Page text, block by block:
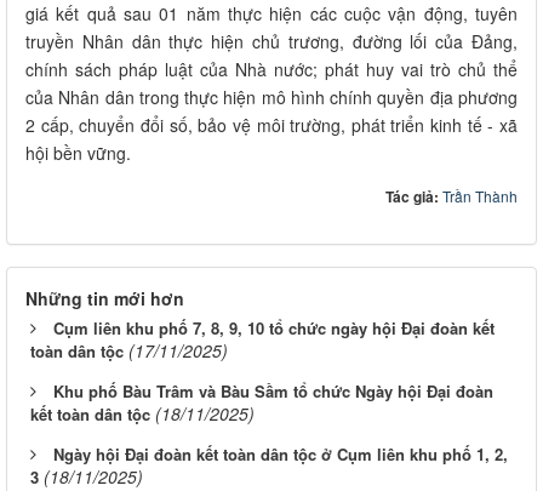
giá kết quả sau 01 năm thực hiện các cuộc vận động, tuyên
truyền Nhân dân thực hiện chủ trương, đường lối của Đảng,
chính sách pháp luật của Nhà nước; phát huy vai trò chủ thể
của Nhân dân trong thực hiện mô hình chính quyền địa phương
2 cấp, chuyển đổi số, bảo vệ môi trường, phát triển kinh tế - xã
hội bền vững.
Tác giả: Trần Thành
Những tin mới hơn
Cụm liên khu phố 7, 8, 9, 10 tổ chức ngày hội Đại đoàn kết
toàn dân tộc (17/11/2025)
Khu phố Bàu Trâm và Bàu Sầm tổ chức Ngày hội Đại đoàn
kết toàn dân tộc (18/11/2025)
Ngày hội Đại đoàn kết toàn dân tộc ở Cụm liên khu phố 1, 2,
3 (18/11/2025)